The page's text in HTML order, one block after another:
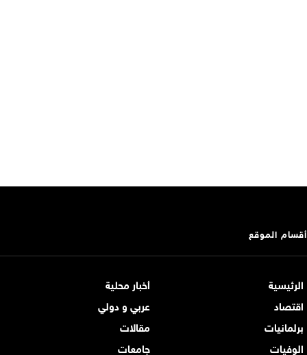
أقسام الموقع
الرئيسية
أخبار محلية
اقتصاد
عربي و دولي
برلمانيات
مقالات
الوفيات
جامعات